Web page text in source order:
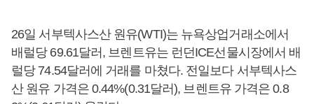
26일 서부텍사스산 원유(WTI)는 뉴욕상업거래소에서
배럴당 69.61달러, 브렌트유는 런던ICE선물시장에서 배
럴당 74.54달러에 거래를 마쳤다. 전일보다 서부텍사스
산 원유 가격은 0.44%(0.31달러), 브렌트유 가격은 0.8